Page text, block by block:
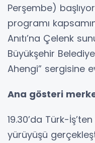
Perşembe)
programı
Anıtı’na Çelenk
Büyükşehir
Ahengi” sergisine
Ana gösteri
19.30’da Türk-
yürüyüşü